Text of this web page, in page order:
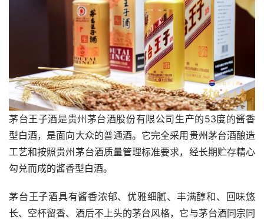
茅台王子酒是贵州茅台酒股份有限公司生产的53度的酱香
型白酒，是面向大众的普通酒。它完全采用贵州茅台酒酿造
工艺和按照贵州茅台酒质量管理标准要求，经长期贮存精心
勾兑而成的酱香型白酒。
茅台王子酒具有酱香浓郁、优雅细腻、丰满醇和、回味悠
长、空杯留香、酒后不上头的茅台风格，它与茅台酒同宗同